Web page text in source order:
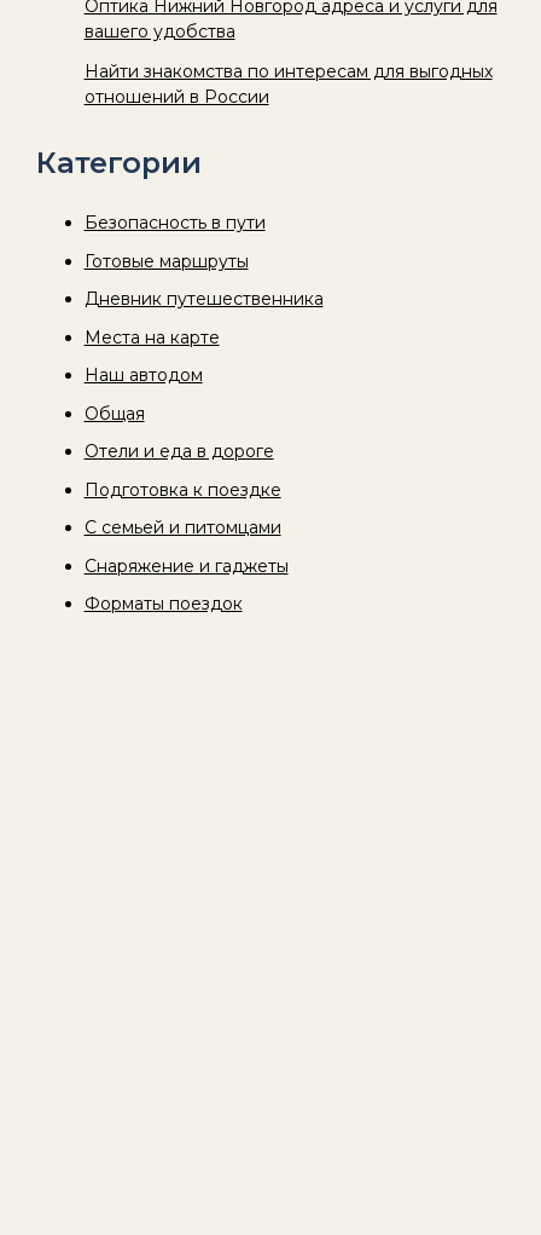
Оптика Нижний Новгород адреса и услуги для
вашего удобства
Найти знакомства по интересам для выгодных
отношений в России
Категории
Безопасность в пути
Готовые маршруты
Дневник путешественника
Места на карте
Наш автодом
Общая
Отели и еда в дороге
Подготовка к поездке
С семьей и питомцами
Снаряжение и гаджеты
Форматы поездок